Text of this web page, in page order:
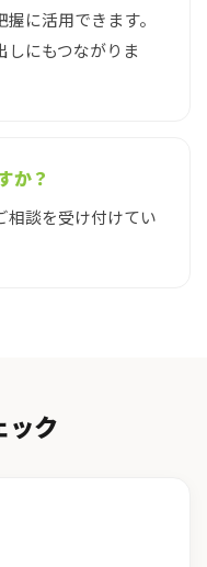
に活用できます。
しにもつながりま
か？
相談を受け付けてい
ック